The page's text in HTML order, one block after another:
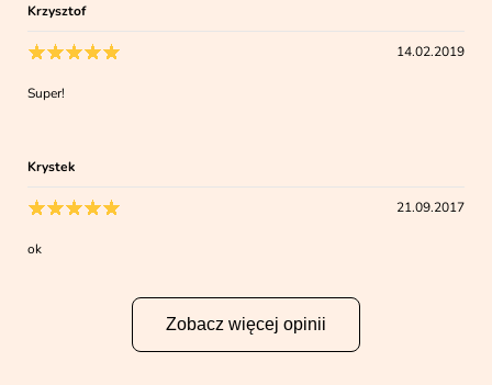
Krzysztof
14.02.2019
Super!
Krystek
21.09.2017
ok
Zobacz więcej opinii